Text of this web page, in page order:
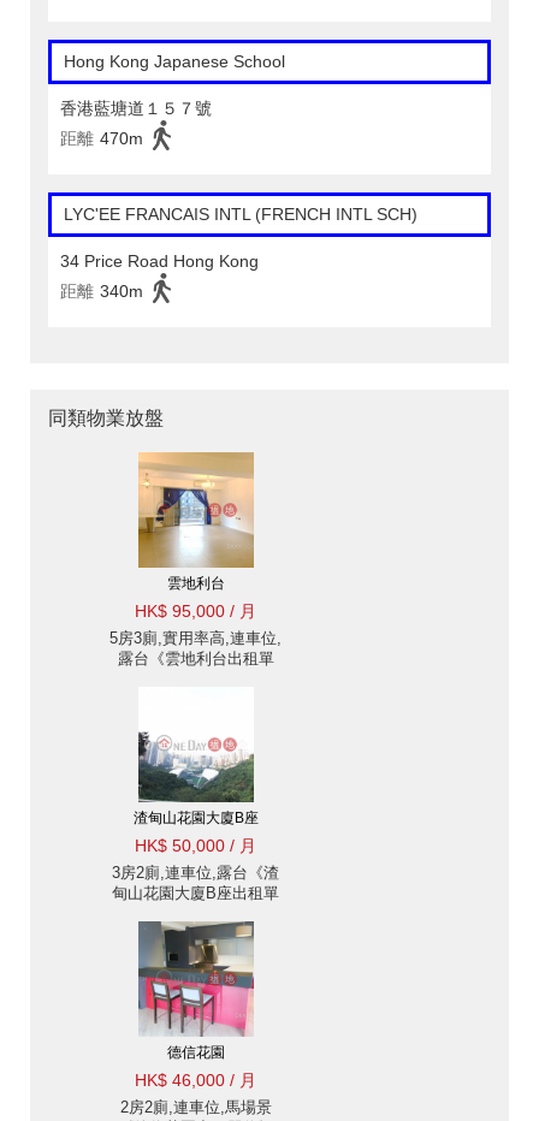
Hong Kong Japanese School
香港藍塘道１５７號
距離 470m
LYC'EE FRANCAIS INTL (FRENCH INTL SCH)
34 Price Road Hong Kong
距離 340m
同類物業放盤
雲地利台
HK$ 95,000 / 月
5房3廁,實用率高,連車位,
露台《雲地利台出租單
渣甸山花園大廈B座
HK$ 50,000 / 月
3房2廁,連車位,露台《渣
甸山花園大廈B座出租單
德信花園
HK$ 46,000 / 月
2房2廁,連車位,馬場景